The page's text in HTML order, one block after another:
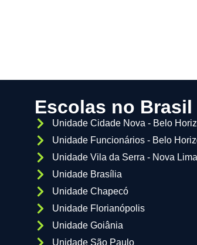
Escolas no Brasil
Unidade Cidade Nova - Belo
Unidade Funcionários - Belo
Unidade Vila da Serra - Nova Lima
Unidade Brasília
Unidade Chapecó
Unidade Florianópolis
Unidade Goiânia
Unidade São Paulo